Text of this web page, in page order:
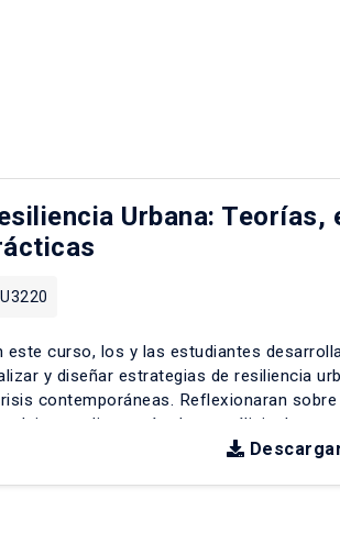
Urbana:
este curso, los y las estudiantes
y diseñar estrategias de resiliencia
contemporáneas. Reflexionaran
mediante cátedras, análisis de
y foros críticos. Se